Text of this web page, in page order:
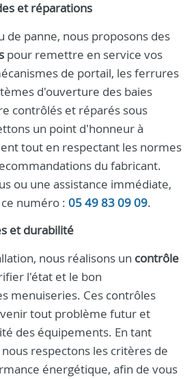
et réparations
de panne, nous proposons des
pour remettre en service vos
de portail, les ferrures
d'ouverture des baies
contrôlés et réparés sous
un point d'honneur à
tout en respectant les normes
du fabricant.
ou une assistance immédiate,
numéro : 05 49 83 09 09.
et durabilité
nous réalisons un contrôle
l'état et le bon
menuiseries. Ces contrôles
tout problème futur et
des équipements. En tant
respectons les critères de
énergétique, afin de vous